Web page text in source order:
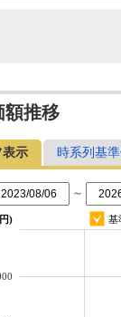
額推移
表示 時系列基
～
) 基